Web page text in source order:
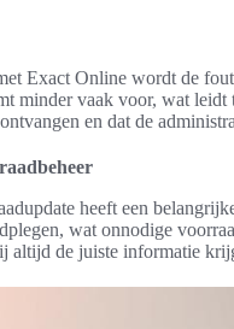
Exact Online wordt de
minder vaak voor, wat
en dat de
heeft een
wat onnodige
altijd de juiste informatie